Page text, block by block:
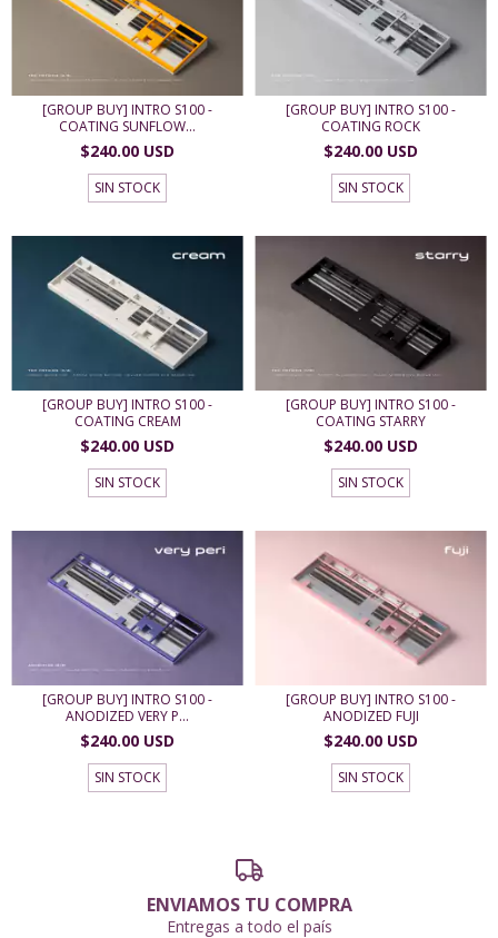
[GROUP BUY] INTRO S100 -
COATING SUNFLOW...
$240.00 USD
SIN STOCK
[GROUP BUY] INTRO S100 -
COATING ROCK
$240.00 USD
SIN STOCK
[GROUP BUY] INTRO S100 -
COATING CREAM
$240.00 USD
SIN STOCK
[GROUP BUY] INTRO S100 -
COATING STARRY
$240.00 USD
SIN STOCK
[GROUP BUY] INTRO S100 -
ANODIZED VERY P...
$240.00 USD
SIN STOCK
[GROUP BUY] INTRO S100 -
ANODIZED FUJI
$240.00 USD
SIN STOCK
ENVIAMOS TU COMPRA
Entregas a todo el país